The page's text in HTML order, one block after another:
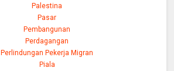
Palestina
Pasar
Pembangunan
Perdagangan
Perlindungan Pekerja Migran
Piala